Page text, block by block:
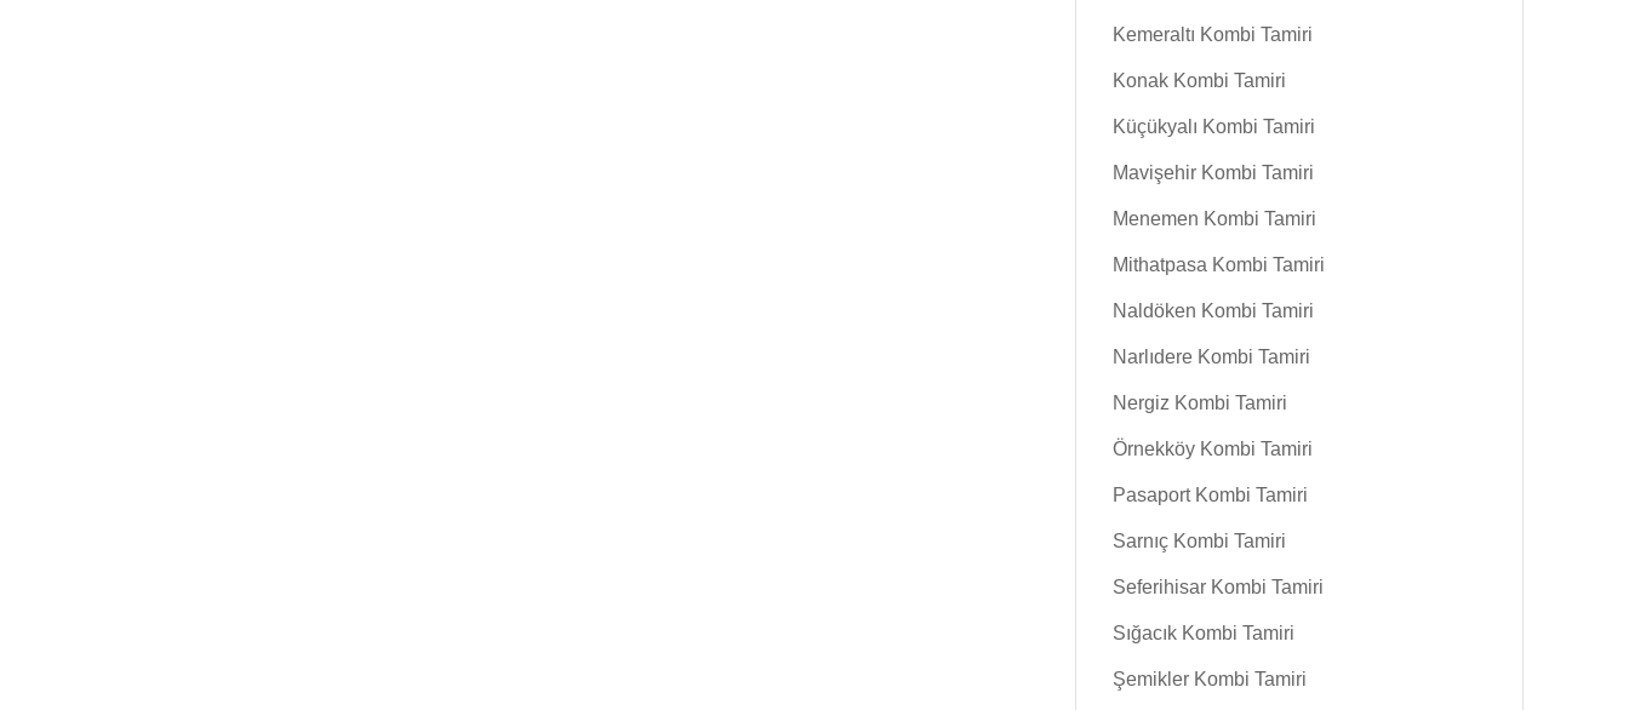
Kemeraltı Kombi Tamiri
Konak Kombi Tamiri
Küçükyalı Kombi Tamiri
Mavişehir Kombi Tamiri
Menemen Kombi Tamiri
Mithatpasa Kombi Tamiri
Naldöken Kombi Tamiri
Narlıdere Kombi Tamiri
Nergiz Kombi Tamiri
Örnekköy Kombi Tamiri
Pasaport Kombi Tamiri
Sarnıç Kombi Tamiri
Seferihisar Kombi Tamiri
Sığacık Kombi Tamiri
Şemikler Kombi Tamiri